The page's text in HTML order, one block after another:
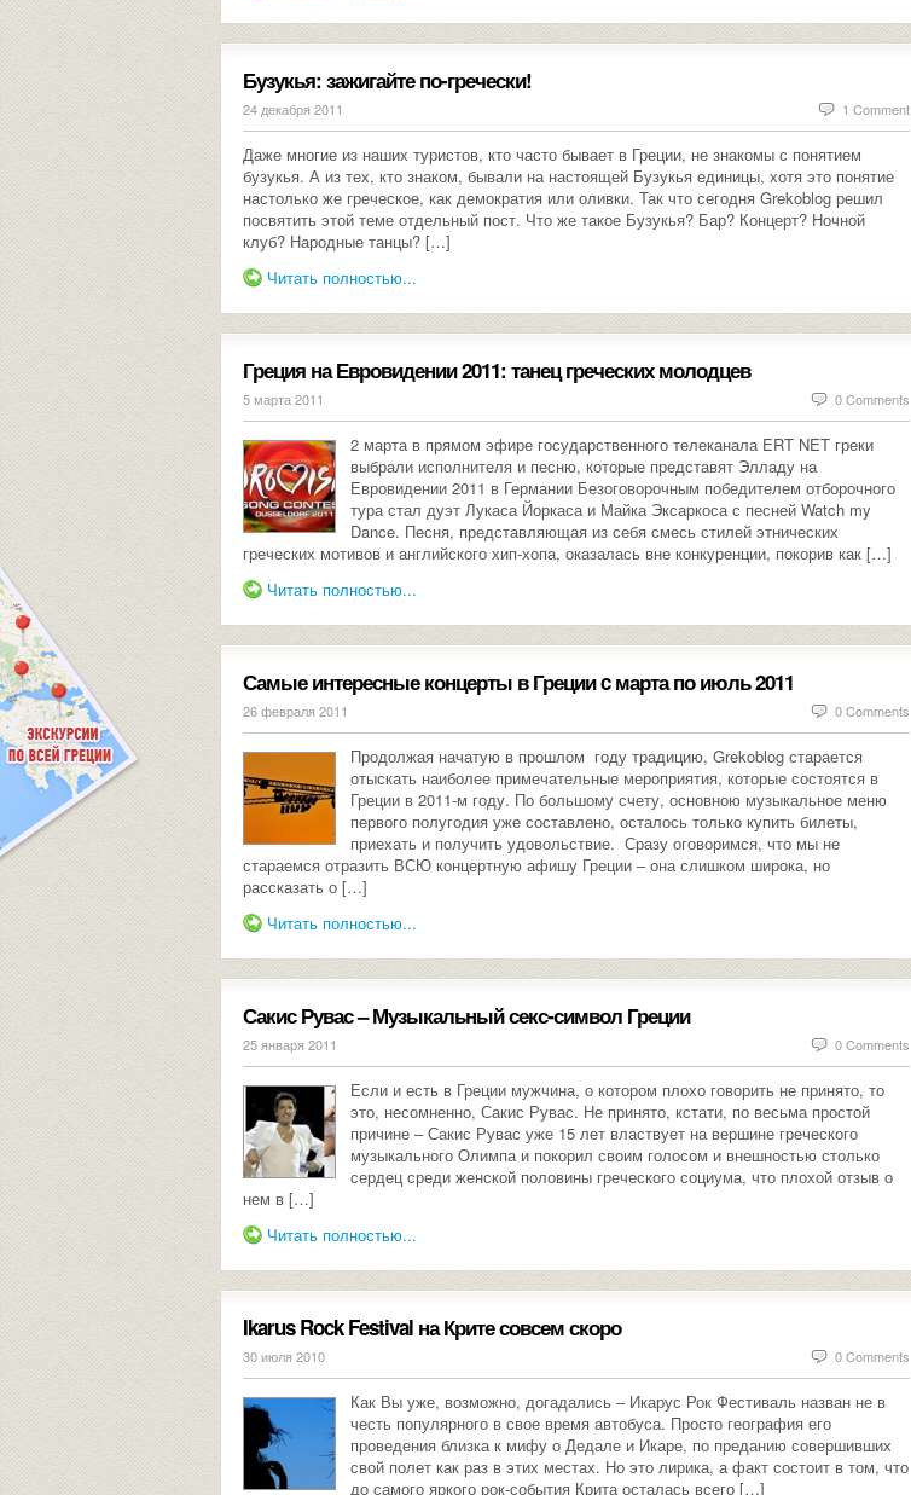
Бузукья: зажигайте по-гречески!
24 декабря 2011 1 Comment
Даже многие из наших туристов, кто часто бывает в Греции, не знакомы с понятием
бузукья. А из тех, кто знаком, бывали на настоящей Бузукья единицы, хотя это понятие
настолько же греческое, как демократия или оливки. Так что сегодня Grekoblog решил
посвятить этой теме отдельный пост. Что же такое Бузукья? Бар? Концерт? Ночной
клуб? Народные танцы? […]
Читать полностью...
Греция на Евровидении 2011: танец греческих молодцев
5 марта 2011 0 Comments
2 марта в прямом эфире государственного телеканала ERT NET греки
выбрали исполнителя и песню, которые представят Элладу на
Евровидении 2011 в Германии Безоговорочным победителем отборочного
тура стал дуэт Лукаса Йоркаса и Майка Эксаркоса с песней Watch my
Dance. Песня, представляющая из себя смесь стилей этнических
греческих мотивов и английского хип-хопа, оказалась вне конкуренции, покорив как […]
Читать полностью...
Самые интересные концерты в Греции c марта по июль 2011
26 февраля 2011 0 Comments
Продолжая начатую в прошлом году традицию, Grekoblog старается
отыскать наиболее примечательные мероприятия, которые состоятся в
Греции в 2011-м году. По большому счету, основною музыкальное меню
первого полугодия уже составлено, осталось только купить билеты,
приехать и получить удовольствие. Сразу оговоримся, что мы не
стараемся отразить ВСЮ концертную афишу Греции – она слишком широка, но
рассказать о […]
Читать полностью...
Сакис Рувас – Музыкальный секс-символ Греции
25 января 2011 0 Comments
Если и есть в Греции мужчина, о котором плохо говорить не принято, то
это, несомненно, Сакис Рувас. Не принято, кстати, по весьма простой
причине – Сакис Рувас уже 15 лет властвует на вершине греческого
музыкального Олимпа и покорил своим голосом и внешностью столько
сердец среди женской половины греческого социума, что плохой отзыв о
нем в […]
Читать полностью...
Ikarus Rock Festival на Крите совсем скоро
30 июля 2010 0 Comments
Как Вы уже, возможно, догадались – Икарус Рок Фестиваль назван не в
честь популярного в свое время автобуса. Просто география его
проведения близка к мифу о Дедале и Икаре, по преданию совершивших
свой полет как раз в этих местах. Но это лирика, а факт состоит в том, что
до самого яркого рок-события Крита осталась всего […]